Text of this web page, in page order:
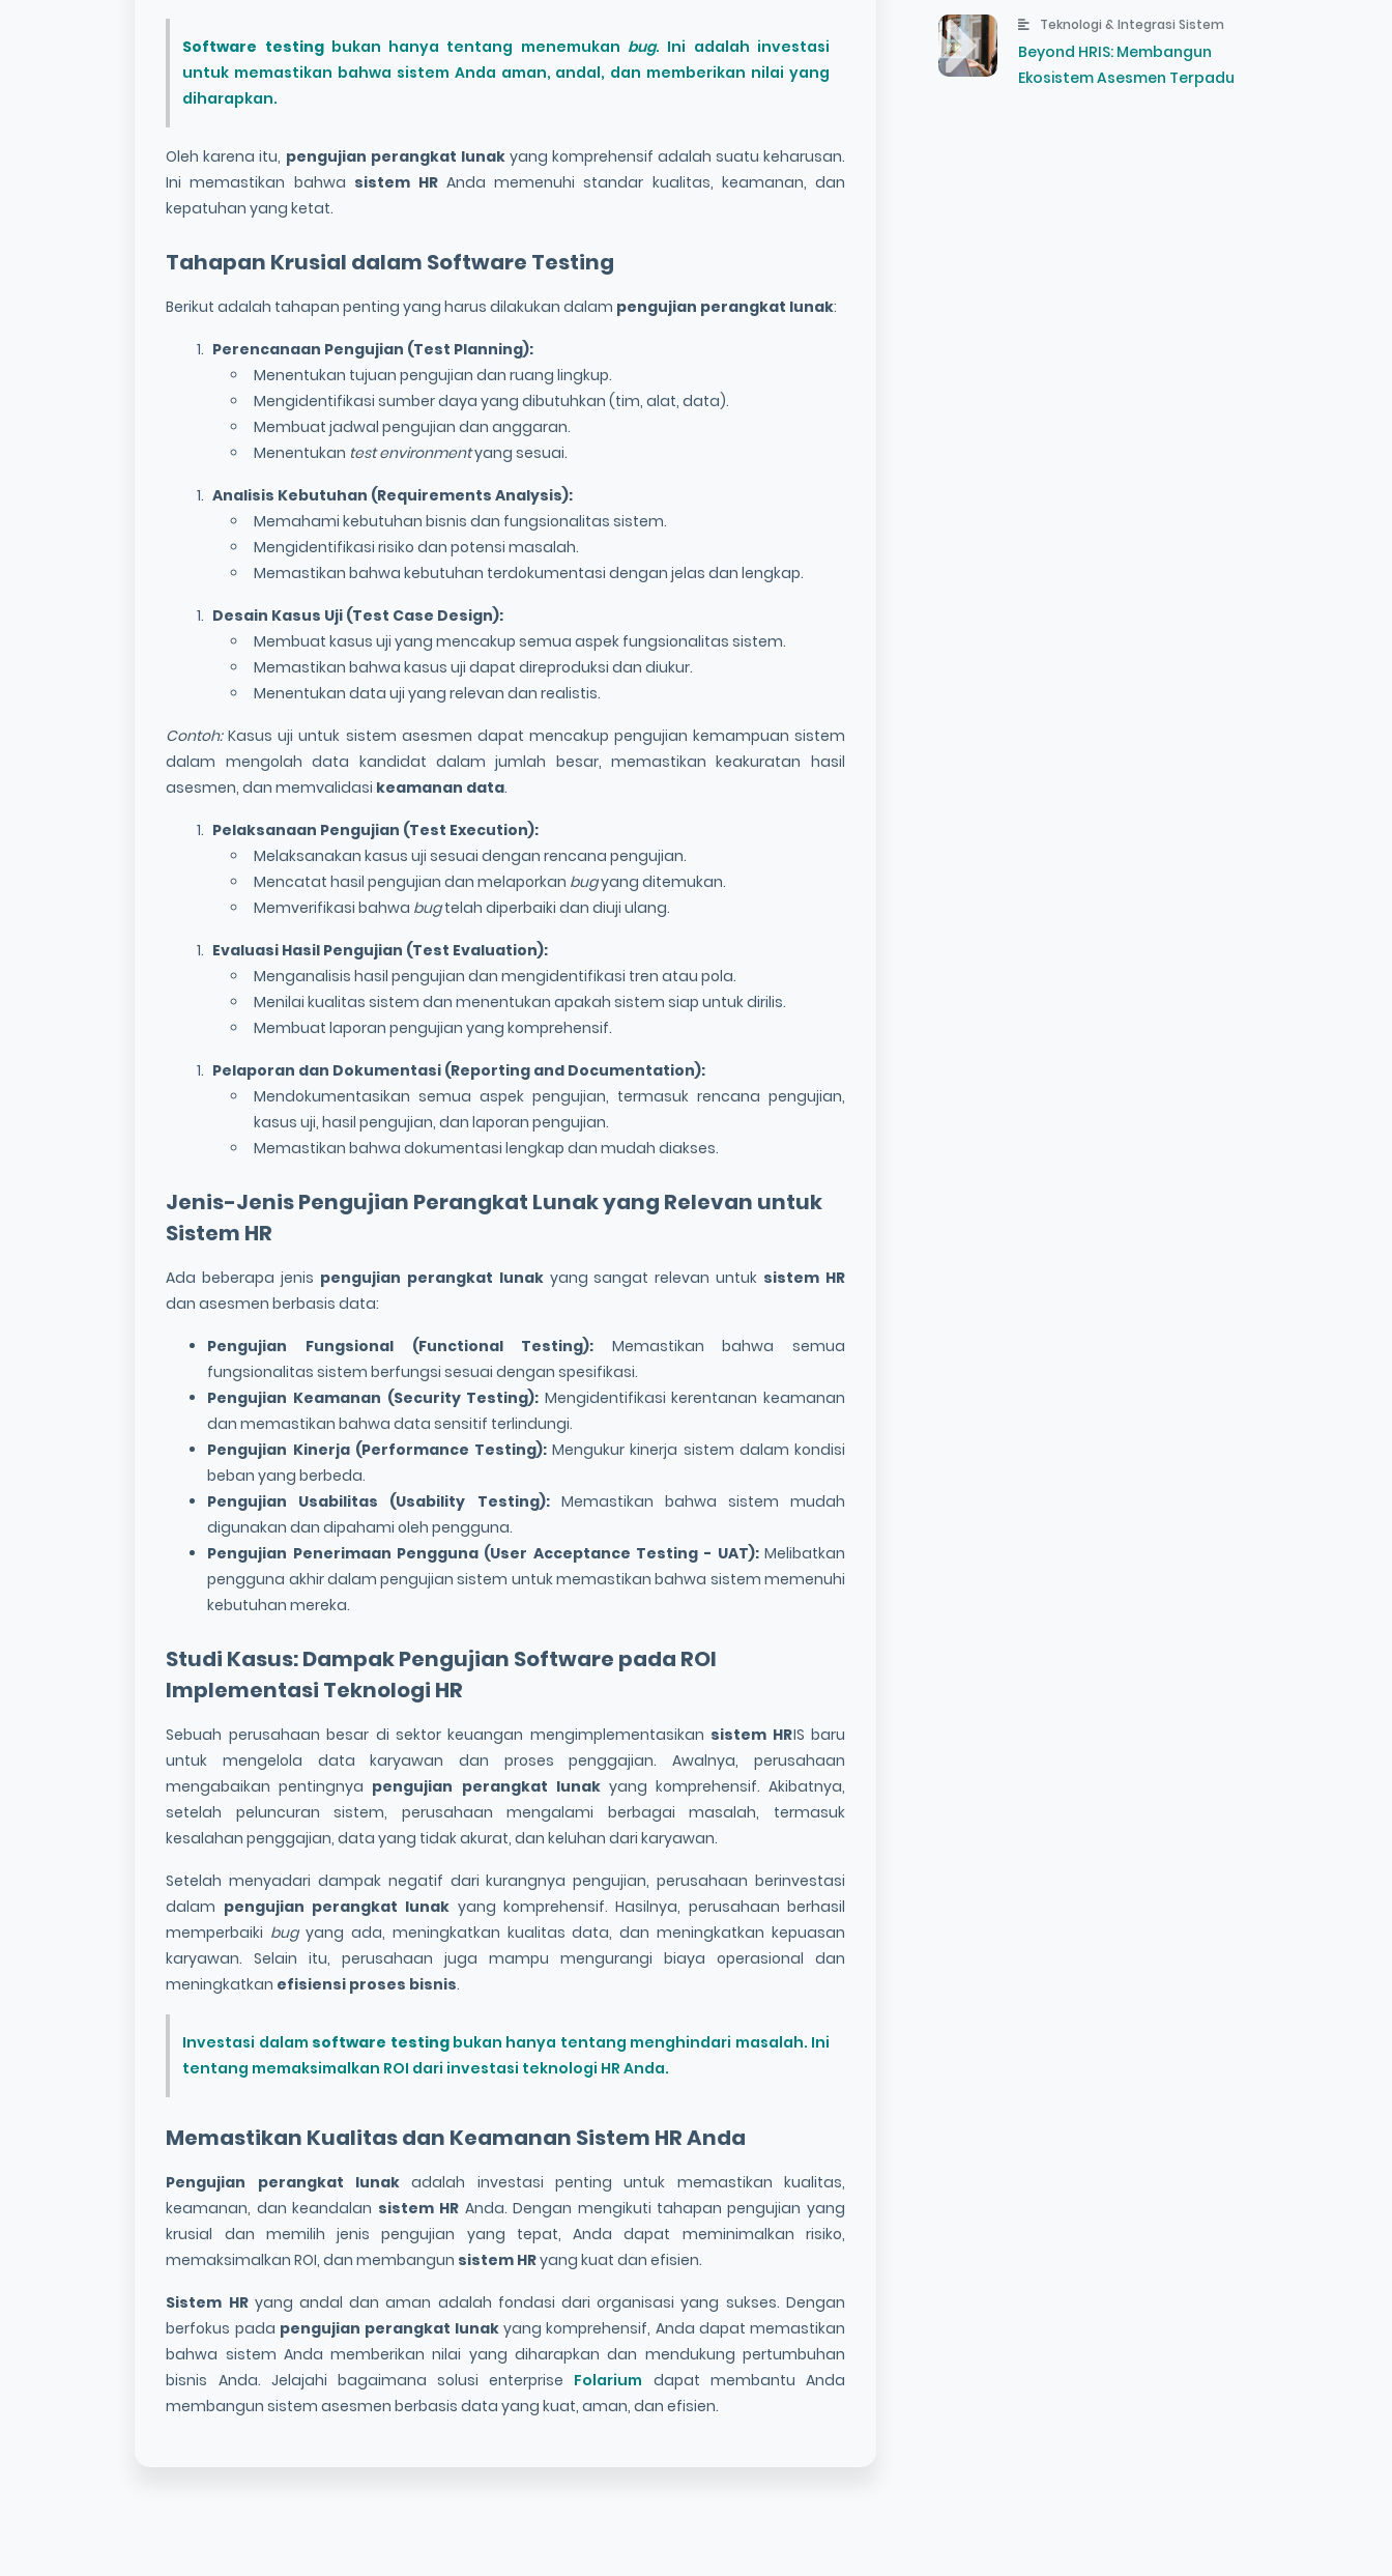
Software testingbukan hanya tentang menemukan bug. Ini adalah investasi
untuk memastikan bahwa sistem Anda aman, andal, dan memberikan nilai yang
diharapkan.
Oleh karena itu, pengujian perangkat lunakyang komprehensif adalah suatu keharusan.
Ini memastikan bahwa sistem HRAnda memenuhi standar kualitas, keamanan, dan
kepatuhan yang ketat.
Tahapan Krusial dalam Software Testing
Berikut adalah tahapan penting yang harus dilakukan dalam pengujian perangkat lunak:
Perencanaan Pengujian (Test Planning):
Menentukan tujuan pengujian dan ruang lingkup.
Mengidentifikasi sumber daya yang dibutuhkan (tim, alat, data).
Membuat jadwal pengujian dan anggaran.
Menentukan test environmentyang sesuai.
Analisis Kebutuhan (Requirements Analysis):
Memahami kebutuhan bisnis dan fungsionalitas sistem.
Mengidentifikasi risiko dan potensi masalah.
Memastikan bahwa kebutuhan terdokumentasi dengan jelas dan lengkap.
Desain Kasus Uji (Test Case Design):
Membuat kasus uji yang mencakup semua aspek fungsionalitas sistem.
Memastikan bahwa kasus uji dapat direproduksi dan diukur.
Menentukan data uji yang relevan dan realistis.
Contoh:Kasus uji untuk sistem asesmen dapat mencakup pengujian kemampuan sistem
dalam mengolah data kandidat dalam jumlah besar, memastikan keakuratan hasil
asesmen, dan memvalidasi keamanan data.
Pelaksanaan Pengujian (Test Execution):
Melaksanakan kasus uji sesuai dengan rencana pengujian.
Mencatat hasil pengujian dan melaporkan bugyang ditemukan.
Memverifikasi bahwa bugtelah diperbaiki dan diuji ulang.
Evaluasi Hasil Pengujian (Test Evaluation):
Menganalisis hasil pengujian dan mengidentifikasi tren atau pola.
Menilai kualitas sistem dan menentukan apakah sistem siap untuk dirilis.
Membuat laporan pengujian yang komprehensif.
Pelaporan dan Dokumentasi (Reporting and Documentation):
Mendokumentasikan semua aspek pengujian, termasuk rencana pengujian,
kasus uji, hasil pengujian, dan laporan pengujian.
Memastikan bahwa dokumentasi lengkap dan mudah diakses.
Jenis-JenisPengujian Perangkat Lunakyang Relevan untuk
Sistem HR
Ada beberapa jenis pengujian perangkat lunakyang sangat relevan untuk sistem HR
dan asesmen berbasis data:
Pengujian Fungsional (Functional Testing): Memastikan bahwa semua
fungsionalitas sistem berfungsi sesuai dengan spesifikasi.
Pengujian Keamanan (Security Testing): Mengidentifikasi kerentanan keamanan
dan memastikan bahwa data sensitif terlindungi.
Pengujian Kinerja (Performance Testing):Mengukur kinerja sistem dalam kondisi
beban yang berbeda.
Pengujian Usabilitas (Usability Testing):Memastikan bahwa sistem mudah
digunakan dan dipahami oleh pengguna.
Pengujian Penerimaan Pengguna (User Acceptance Testing - UAT):Melibatkan
pengguna akhir dalam pengujian sistem untuk memastikan bahwa sistem memenuhi
kebutuhan mereka.
Studi Kasus: Dampak Pengujian Software pada ROI
Implementasi Teknologi HR
Sebuah perusahaan besar di sektor keuangan mengimplementasikan sistem HRIS baru
untuk mengelola data karyawan dan proses penggajian. Awalnya, perusahaan
mengabaikan pentingnya pengujian perangkat lunakyang komprehensif. Akibatnya,
setelah peluncuran sistem, perusahaan mengalami berbagai masalah, termasuk
kesalahan penggajian, data yang tidak akurat, dan keluhan dari karyawan.
Setelah menyadari dampak negatif dari kurangnya pengujian, perusahaan berinvestasi
dalam pengujian perangkat lunak yang komprehensif. Hasilnya, perusahaan berhasil
memperbaiki bugyang ada, meningkatkan kualitas data, dan meningkatkan kepuasan
karyawan. Selain itu, perusahaan juga mampu mengurangi biaya operasional dan
meningkatkan efisiensi proses bisnis.
Investasi dalam software testingbukan hanya tentang menghindari masalah. Ini
tentang memaksimalkan ROI dari investasi teknologi HR Anda.
Memastikan Kualitas dan Keamanan Sistem HRAnda
Pengujian perangkat lunakadalah investasi penting untuk memastikan kualitas,
keamanan, dan keandalan sistem HR Anda. Dengan mengikuti tahapan pengujian yang
krusial dan memilih jenis pengujian yang tepat, Anda dapat meminimalkan risiko,
memaksimalkan ROI, dan membangun sistem HRyang kuat dan efisien.
Sistem HRyang andal dan aman adalah fondasi dari organisasi yang sukses. Dengan
berfokus pada pengujian perangkat lunak yang komprehensif, Anda dapat memastikan
bahwa sistem Anda memberikan nilai yang diharapkan dan mendukung pertumbuhan
bisnis Anda. Jelajahi bagaimana solusi enterprise Folarium dapat membantu Anda
membangun sistem asesmen berbasis data yang kuat, aman, dan efisien.
Teknologi & Integrasi Sistem
Beyond HRIS: Membangun
Ekosistem Asesmen Terpadu